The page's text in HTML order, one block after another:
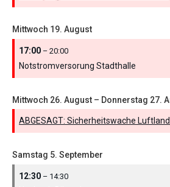
Mittwoch 19. August
17:00 – 20:00
Notstromversorung Stadthalle
Mittwoch 26. August – Donnerstag 27.
ABGESAGT: Sicherheitswache
Samstag 5. September
12:30 – 14:30